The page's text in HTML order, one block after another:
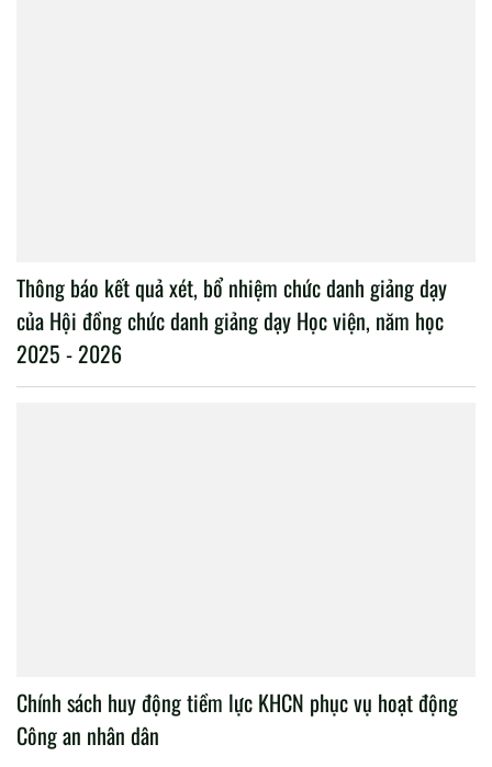
Thông báo kết quả xét, bổ nhiệm chức danh giảng dạy
của Hội đồng chức danh giảng dạy Học viện, năm học
2025 - 2026
Chính sách huy động tiềm lực KHCN phục vụ hoạt động
Công an nhân dân